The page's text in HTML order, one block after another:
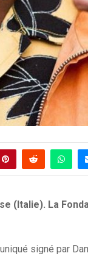
(Italie). La
signé par